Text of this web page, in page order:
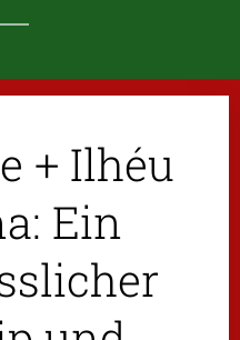
+ Ilhéu
Ein